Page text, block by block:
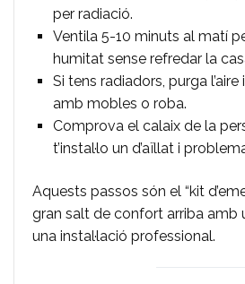
per radiació.
Ventila 5-10 minuts al matí
humitat sense refredar la
Si tens radiadors, purga
amb mobles o roba.
Comprova el calaix de la
t’instal·lo un d’aïllat i
Aquests passos són el “kit
gran salt de confort arriba amb
una instal·lació professional.